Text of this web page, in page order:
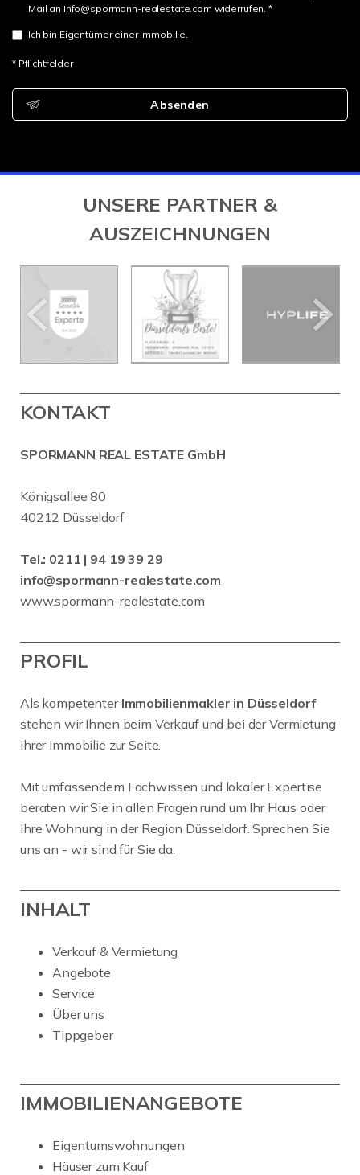
Mail an Info@spormann-realestate.com widerrufen. *
Ich bin Eigentümer einer Immobilie.
* Pflichtfelder
Absenden
UNSERE PARTNER &
AUSZEICHNUNGEN
KONTAKT
SPORMANN REAL ESTATE GmbH
Königsallee 80
40212 Düsseldorf
Tel.: 0211 | 94 19 39 29
info@spormann-realestate.com
www.spormann-realestate.com
PROFIL
Als kompetenter Immobilienmakler in Düsseldorf
stehen wir Ihnen beim Verkauf und bei der Vermietung
Ihrer Immobilie zur Seite.
Mit umfassendem Fachwissen und lokaler Expertise
beraten wir Sie in allen Fragen rund um Ihr Haus oder
Ihre Wohnung in der Region Düsseldorf. Sprechen Sie
uns an - wir sind für Sie da.
INHALT
Verkauf & Vermietung
Angebote
Service
Über uns
Tippgeber
IMMOBILIENANGEBOTE
Eigentumswohnungen
Häuser zum Kauf